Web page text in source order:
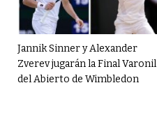
Jannik Sinner y Alexander
Zverev jugarán la Final Varonil
del Abierto de Wimbledon